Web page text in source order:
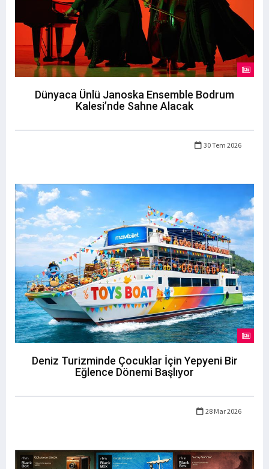
Dünyaca Ünlü Janoska Ensemble Bodrum
Kalesi’nde Sahne Alacak
30 Tem 2026
Deniz Turizminde Çocuklar İçin Yepyeni Bir
Eğlence Dönemi Başlıyor
28 Mar 2026